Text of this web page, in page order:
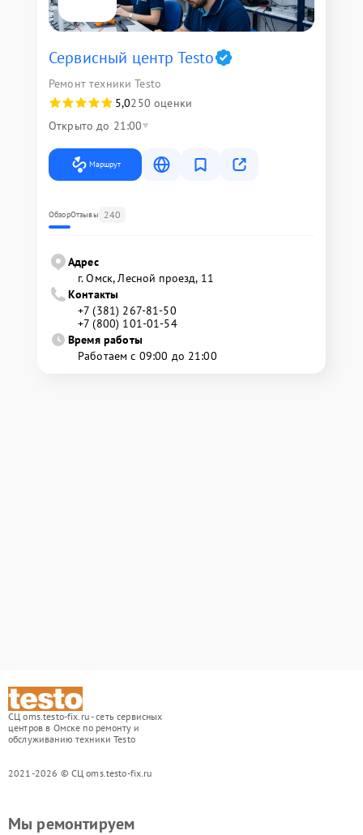
Сервисный центр Testo
Ремонт техники Testo
5,0250 оценки
Открыто до 21:00
Маршрут
ОбзорОтзывы 240
Адрес
г. Омск, ​Лесной проезд, 11
Контакты
+7 (381) 267-81-50
+7 (800) 101-01-54
Время работы
Работаем с 09:00 до 21:00
СЦ oms.testo-fix.ru - сеть сервисных
центров в Омске по ремонту и
обслуживанию техники Testo
2021-2026 © СЦ oms.testo-fix.ru
Мы ремонтируем